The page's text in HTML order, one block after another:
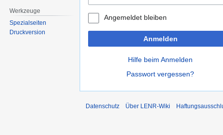
Angemeldet bleiben
Anmelden
Hilfe beim Anmelden
Passwort vergessen?
Werkzeuge
Spezialseiten
Druckversion
Datenschutz Über LENR-Wiki